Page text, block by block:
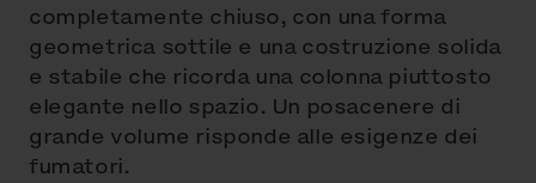
completamente chiuso, con una forma
geometrica sottile e una costruzione solida
e stabile che ricorda una colonna piuttosto
elegante nello spazio. Un posacenere di
grande volume risponde alle esigenze dei
fumatori.